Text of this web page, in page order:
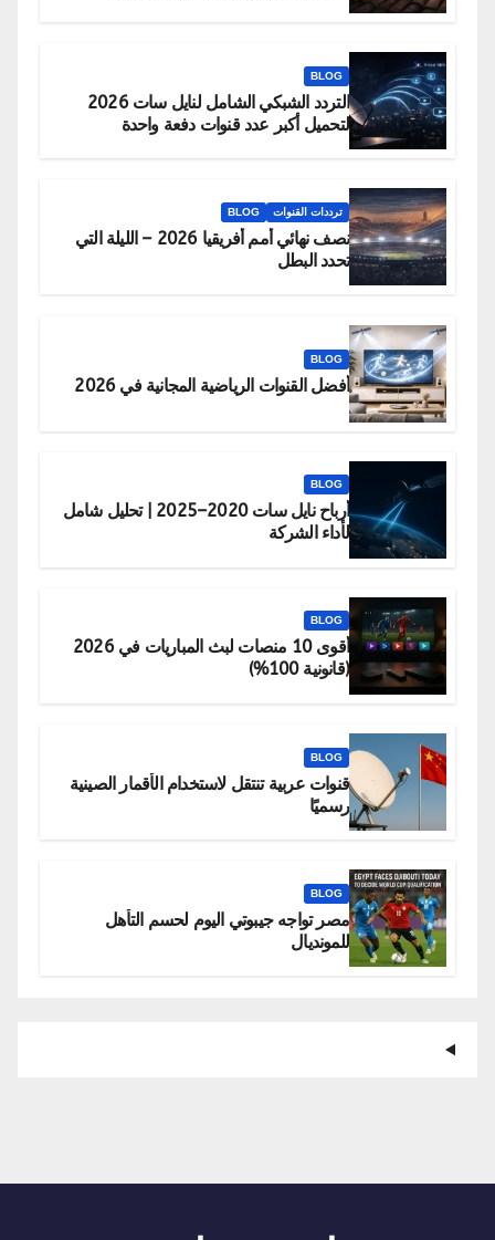
BLOG
التردد الشبكي الشامل لنايل سات 2026
لتحميل أكبر عدد قنوات دفعة واحدة
ترددات القنوات BLOG
نصف نهائي أمم أفريقيا 2026 – الليلة التي
تحدد البطل
BLOG
أفضل القنوات الرياضية المجانية في 2026
BLOG
أرباح نايل سات 2020–2025 | تحليل شامل
لأداء الشركة
BLOG
أقوى 10 منصات لبث المباريات في 2026
(قانونية 100%)
BLOG
قنوات عربية تنتقل لاستخدام الأقمار الصينية
رسميًا
BLOG
مصر تواجه جيبوتي اليوم لحسم التأهل
للمونديال